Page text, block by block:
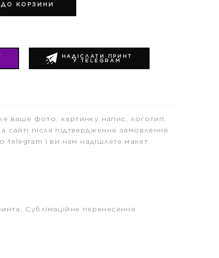
КОРЗИНИ
НАДІСЛАТИ ПРИНТ
У TELEGRAM
ваше фото, картинку напис, логотип,
сайті після підтвердження замовлення
і ви нам надішлете макет.
Сублімаційне перенесення